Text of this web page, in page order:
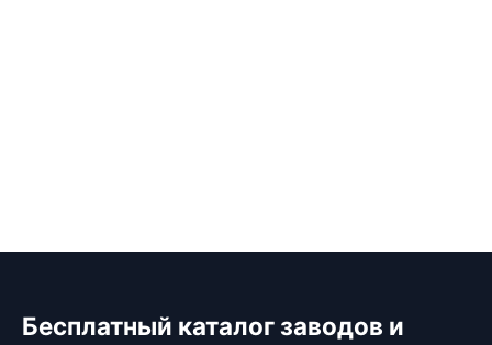
Бесплатный каталог заводов и